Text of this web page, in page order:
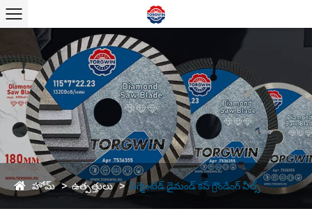
హోమ్ ఉత్పత్తులు సెగ్మెంటెడ్ డైమండ్ కప్ గ్రౌండింగ్ వీల్స్